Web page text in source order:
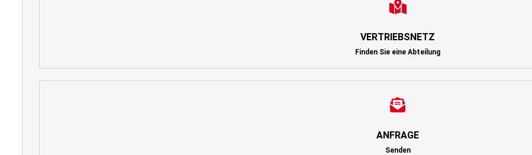
VERTRIEBSNETZ
Finden Sie eine Abteilung
ANFRAGE
Senden